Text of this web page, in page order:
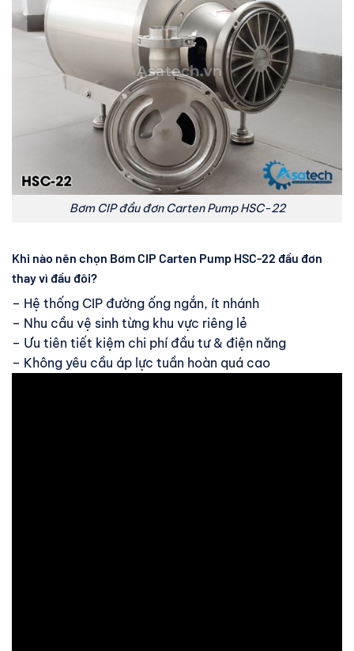
Bơm CIP đầu đơn Carten Pump HSC-22
Khi nào nên chọn Bơm CIP Carten Pump HSC-22 đầu đơn
thay vì đầu đôi?
– Hệ thống CIP đường ống ngắn, ít nhánh
– Nhu cầu vệ sinh từng khu vực riêng lẻ
– Ưu tiên tiết kiệm chi phí đầu tư & điện năng
– Không yêu cầu áp lực tuần hoàn quá cao